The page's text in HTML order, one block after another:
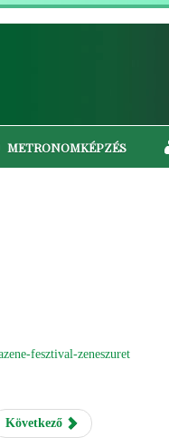
METRONOMKÉPZÉS
fesztival-zeneszuret
Következő